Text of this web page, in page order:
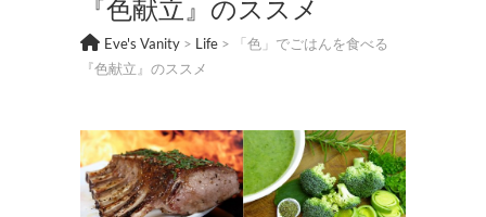
『色献立』のススメ
Eve's Vanity > Life >
「色」でごはんを食べる
『色献立』のススメ